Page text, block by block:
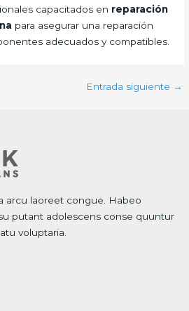
capacitados en reparación
para asegurar una reparación
adecuados y compatibles.
Entrada siguiente →
arcu laoreet congue. Habeo
putant adolescens conse quuntur
voluptaria.